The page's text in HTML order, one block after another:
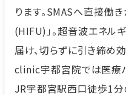
ります。SMASへ直接働
(HIFU)」。超音波エネル
届け、切らずに引き締め
clinic宇都宮院では医療
JR宇都宮駅西口徒歩1分